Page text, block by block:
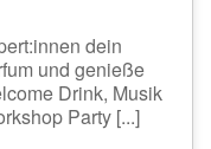
dein
und genieße
Drink, Musik
Party [...]